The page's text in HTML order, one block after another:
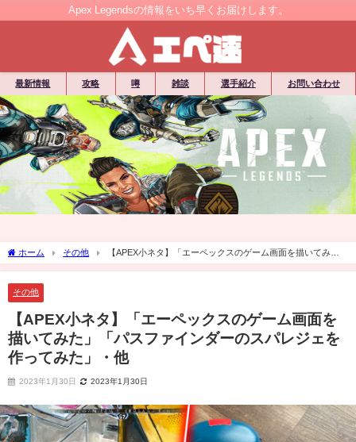
Apex Legendsの情報をいち早くお届けします。
最新情報 攻略 噂 雑談 選手紹介 お問い合わせ
ホーム その他
【APEX小ネタ】「エーペックスのゲーム画面を描いてみ
た」「パスファインダーのスパレジェを作ってみた」・他
その他
【APEX小ネタ】「エーペックスのゲーム画面を
描いてみた」「パスファインダーのスパレジェを
作ってみた」・他
2023年1月30日 2023年1月30日